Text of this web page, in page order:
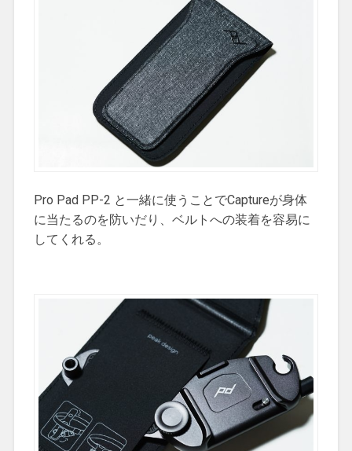
Pro Pad PP-2 と一緒に使うことでCaptureが身体
に当たるのを防いだり、ベルトへの装着を容易に
してくれる。